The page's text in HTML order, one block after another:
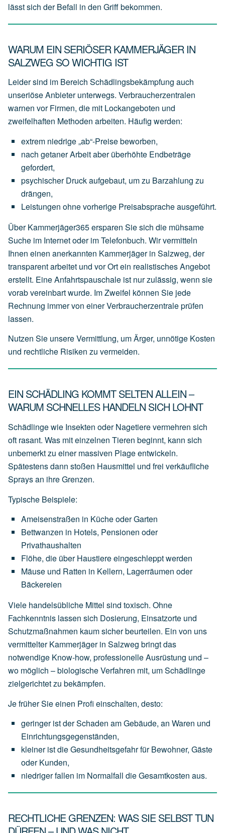
lässt sich der Befall in den Griff bekommen.
WARUM EIN SERIÖSER KAMMERJÄGER IN
SALZWEG SO WICHTIG IST
Leider sind im Bereich Schädlingsbekämpfung auch
unseriöse Anbieter unterwegs. Verbraucherzentralen
warnen vor Firmen, die mit Lockangeboten und
zweifelhaften Methoden arbeiten. Häufig werden:
extrem niedrige„ab“-Preisebeworben,
nach getanerArbeitaber überhöhte Endbeträge
gefordert,
psychischer Druckaufgebaut, umzu Barzahlung zu
drängen,
Leistungen ohnevorherige Preisabspracheausgeführt.
Über Kammerjäger365 ersparen Sie sich die mühsame
Suche im Internet oder im Telefonbuch. Wir vermitteln
Ihnen einen anerkannten Kammerjäger in Salzweg, der
transparent arbeitet und vor Ort ein realistisches Angebot
erstellt. Eine Anfahrtspauschale ist nur zulässig, wenn sie
vorab vereinbart wurde. Im Zweifel können Sie jede
Rechnung immer von einer Verbraucherzentrale prüfen
lassen.
Nutzen Sie unsere Vermittlung, um Ärger, unnötige Kosten
und rechtliche Risiken zu vermeiden.
EIN SCHÄDLING KOMMT SELTEN ALLEIN –
WARUM SCHNELLES HANDELN SICH LOHNT
Schädlinge wie Insekten oder Nagetiere vermehren sich
oft rasant. Was mit einzelnen Tieren beginnt, kann sich
unbemerkt zu einer massiven Plage entwickeln.
Spätestens dann stoßen Hausmittel und frei verkäufliche
Sprays an ihre Grenzen.
Typische Beispiele:
Ameisenstraßen in KücheoderGarten
Bettwanzen in Hotels, Pensionen oder
Privathaushalten
Flöhe, die über Haustiereeingeschlepptwerden
Mäuse und Ratten in Kellern, Lagerräumen oder
Bäckereien
Viele handelsübliche Mittel sind toxisch. Ohne
Fachkenntnis lassen sich Dosierung, Einsatzorte und
Schutzmaßnahmen kaum sicher beurteilen. Ein von uns
vermittelter Kammerjäger in Salzweg bringt das
notwendige Know-how, professionelle Ausrüstung und –
wo möglich – biologische Verfahren mit, um Schädlinge
zielgerichtet zu bekämpfen.
Je früher Sie einen Profi einschalten, desto:
geringer istderSchaden amGebäude, an Waren und
Einrichtungsgegenständen,
kleiner istdieGesundheitsgefahrfür Bewohner, Gäste
oder Kunden,
niedrigerfallen im Normalfall dieGesamtkosten aus.
RECHTLICHE GRENZEN: WAS SIE SELBST TUN